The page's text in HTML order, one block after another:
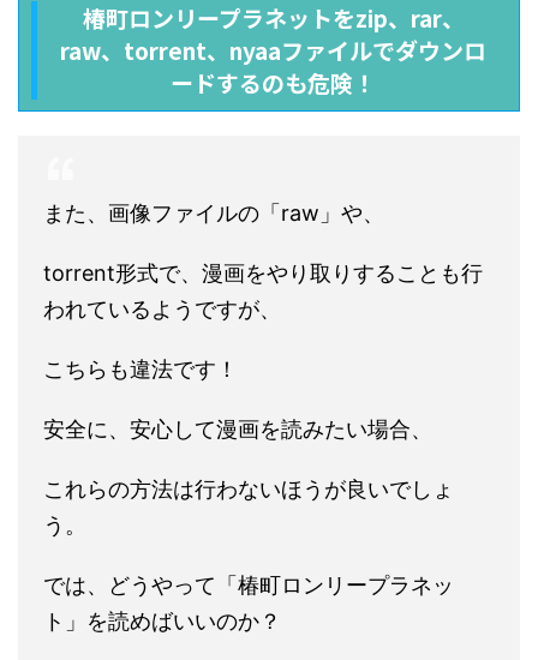
椿町ロンリープラネットをzip、rar、
raw、torrent、nyaaファイルでダウンロ
ードするのも危険！
また、画像ファイルの「raw」や、
torrent形式で、漫画をやり取りすることも行
われているようですが、
こちらも違法です！
安全に、安心して漫画を読みたい場合、
これらの方法は行わないほうが良いでしょ
う。
では、どうやって「椿町ロンリープラネッ
ト」を読めばいいのか？